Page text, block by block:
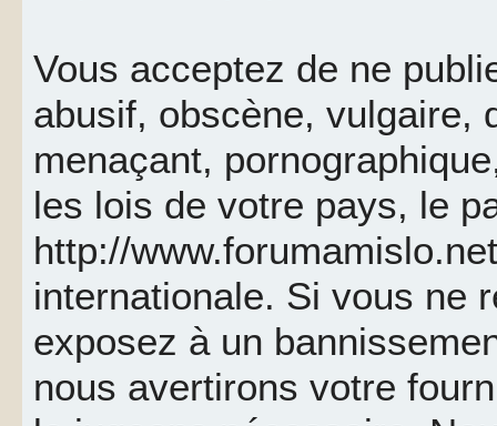
Vous acceptez de ne
abusif, obscène, vulgaire,
menaçant,
les lois de votre pays, le
http://
internationale. Si vous ne
exposez à un
nous avertirons votre